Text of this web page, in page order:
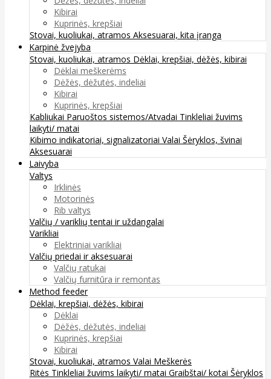
Kibirai
Kuprinės, krepšiai
Stovai, kuoliukai, atramos Aksesuarai, kita įranga
Karpinė žvejyba
Stovai, kuoliukai, atramos Dėklai, krepšiai, dėžės, kibirai
Dėklai meškerėms
Dėžės, dėžutės, indeliai
Kibirai
Kuprinės, krepšiai
Kabliukai Paruoštos sistemos/Atvadai Tinkleliai žuvims
laikyti/ matai
Kibimo indikatoriai, signalizatoriai Valai Šėryklos, švinai
Aksesuarai
Laivyba
Valtys
Irklinės
Motorinės
Rib valtys
Valčių / variklių tentai ir uždangalai
Varikliai
Elektriniai varikliai
Valčių priedai ir aksesuarai
Valčių ratukai
Valčių furnitūra ir remontas
Method feeder
Dėklai, krepšiai, dėžės, kibirai
Dėklai
Dėžės, dėžutės, indeliai
Kuprinės, krepšiai
Kibirai
Stovai, kuoliukai, atramos Valai Meškerės
Ritės Tinkleliai žuvims laikyti/ matai Graibštai/ kotai Šėryklos